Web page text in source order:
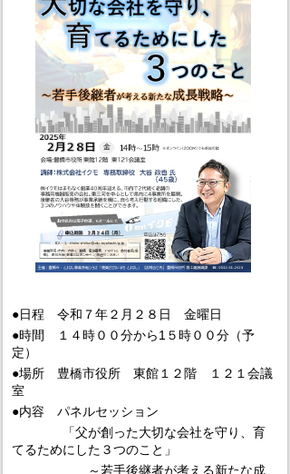
●日程 令和７年２月２８日 金曜日
●時間 １４時００分から1５時００分（予
定）
●場所 豊橋市役所 東館１２階 １２１会議
室
●内容 パネルセッション
「父が創った大切な会社を守り、育
てるためにした３つのこと」
～若手後継者が考える新たな成